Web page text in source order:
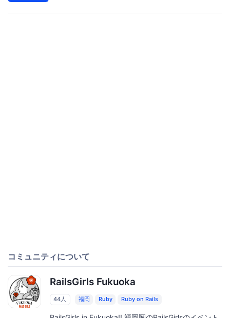
コミュニティについて
RailsGirls Fukuoka
44人 福岡 Ruby Ruby on Rails